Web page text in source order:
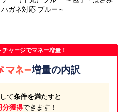
ガネ対応 ブルー～
ャージでマネー増量！
増量の内訳
て条件を満たすと
分獲得できます！